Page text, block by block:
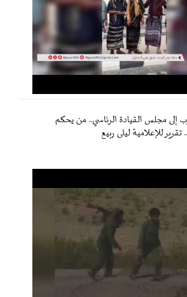
إلى مجلس القيادة الرئاسي.. من يحكم
للإعلامية ليلى ربيع